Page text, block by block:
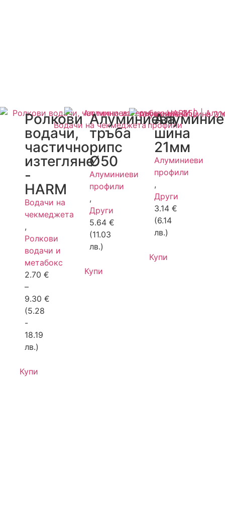
Ролкови
водачи,
частично
изтегляне
-
HARM
Водачи на
чекмеджета
,
Ролкови
водачи и
метабокс
2.70€
–
9.30€
(5.28
-
18.19
лв.)
Купи
Алуминиева
тръба
рипс
Ø50
Алуминиеви
профили
,
Други
5.64€
(11.03
лв.)
Купи
шина
21мм
Алуминиеви
профили
,
Други
3.14€
(6.14
лв.)
Купи